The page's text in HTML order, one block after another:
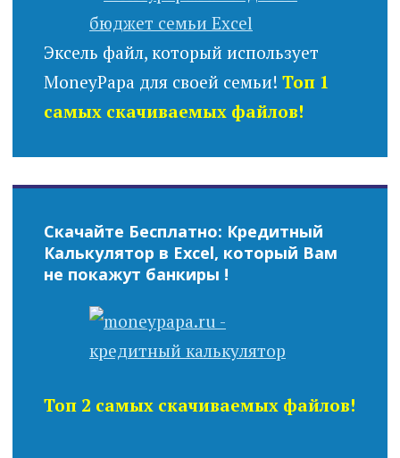
Эксель файл, который использует
MoneyPapa для своей семьи! Топ 1
самых скачиваемых файлов!
Скачайте Бесплатно: Кредитный
Калькулятор в Excel, который Вам
не покажут банкиры !
Топ 2 самых скачиваемых файлов!